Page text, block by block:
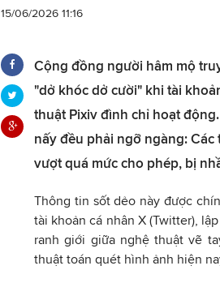
15/06/2026 11:16
Cộng đồng người hâm mộ
"dở khóc dở cười" khi tài
thuật Pixiv đình chỉ hoạt
nấy đều phải ngỡ ngàng:
vượt quá mức cho phép, bị
Thông tin sốt dẻo này được
tài khoản cá nhân X (Twitter),
ranh giới giữa nghệ thuật vẽ
thuật toán quét hình ảnh hiện